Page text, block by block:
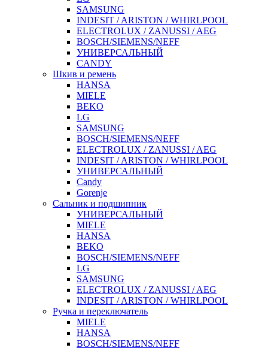
SAMSUNG
INDESIT / ARISTON / WHIRLPOOL
ELECTROLUX / ZANUSSI / AEG
BOSCH/SIEMENS/NEFF
УНИВЕРСАЛЬНЫЙ
CANDY
Шкив и ремень
HANSA
MIELE
BEKO
LG
SAMSUNG
BOSCH/SIEMENS/NEFF
ELECTROLUX / ZANUSSI / AEG
INDESIT / ARISTON / WHIRLPOOL
УНИВЕРСАЛЬНЫЙ
Candy
Gorenje
Сальник и подшипник
УНИВЕРСАЛЬНЫЙ
MIELE
HANSA
BEKO
BOSCH/SIEMENS/NEFF
LG
SAMSUNG
ELECTROLUX / ZANUSSI / AEG
INDESIT / ARISTON / WHIRLPOOL
Ручка и переключатель
MIELE
HANSA
BOSCH/SIEMENS/NEFF